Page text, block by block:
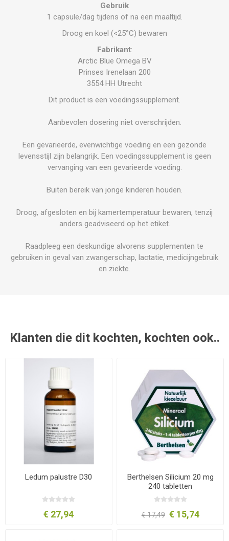
Gebruik
1 capsule/dag tijdens of na een maaltijd.
Droog en koel (<25°C) bewaren
Fabrikant:
Arctic Blue Omega BV
Prinses Irenelaan 200
3554 HH Utrecht
Dit product is een voedingssupplement.
Aanbevolen dosering niet overschrijden.
Een gevarieerde, evenwichtige voeding en een gezonde
levensstijl zijn belangrijk. Een voedingssupplement is geen
vervanging van een gevarieerde voeding.
Buiten bereik van jonge kinderen houden.
Droog, afgesloten en bij kamertemperatuur bewaren, tenzij
anders geadviseerd op het etiket.
Raadpleeg een deskundige alvorens supplementen te
gebruiken in geval van zwangerschap, lactatie, medicijngebruik
en ziekte.
Klanten die dit kochten, kochten ook..
Ledum palustre D30
€ 27,94
Berthelsen Silicium 20 mg
240 tabletten
€ 17,49 € 15,74